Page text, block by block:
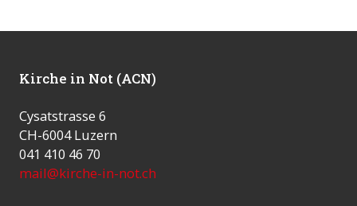
Kirche in Not (ACN)
Cysatstrasse 6
CH-6004 Luzern
041 410 46 70
mail@kirche-in-not.ch